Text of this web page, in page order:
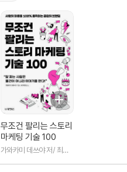
무조건 팔리는 스토리
마케팅 기술 100
가와카미 데쓰야 저/ 최지